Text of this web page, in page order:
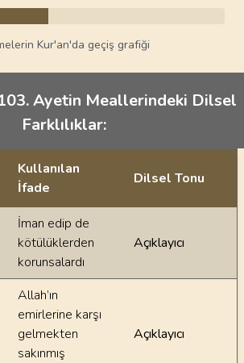
Kur'an'da geçiş grafiği
Ayetin Meallerindeki Dilsel
Farklılıklar:
farklılıklar
Kullanılan
İfade
Dilsel Tonu
İman edip de
kötülüklerden
korunsalardı
Açıklayıcı
Allah’ın
emirlerine karşı
gelmekten
sakınmış
Açıklayıcı